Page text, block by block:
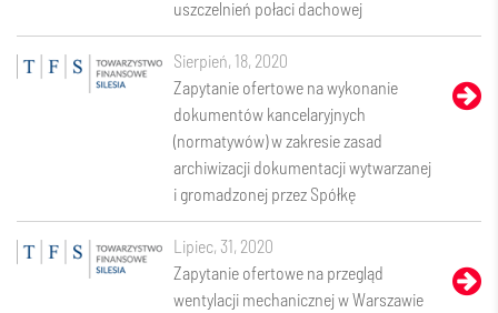
uszczelnień połaci dachowej
sierpień, 18, 2020
Zapytanie ofertowe na wykonanie
dokumentów kancelaryjnych
(normatywów) w zakresie zasad
archiwizacji dokumentacji wytwarzanej
i gromadzonej przez Spółkę
lipiec, 31, 2020
Zapytanie ofertowe na przegląd
wentylacji mechanicznej w Warszawie